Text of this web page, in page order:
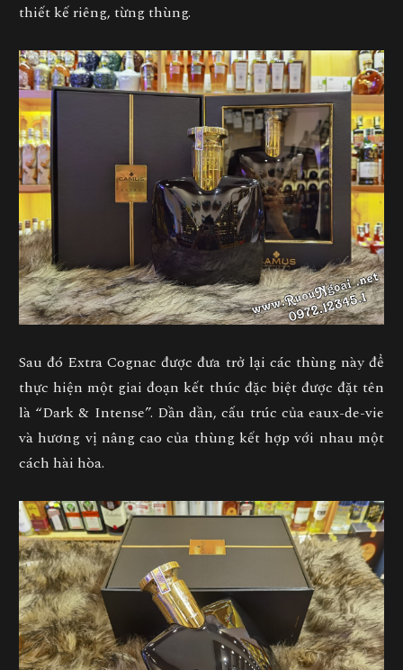
thiết kế riêng, từng thùng.
Sau đó Extra Cognac được đưa trở lại các thùng này để
thực hiện một giai đoạn kết thúc đặc biệt được đặt tên
là “Dark & ​​Intense”. Dần dần, cấu trúc của eaux-de-vie
và hương vị nâng cao của thùng kết hợp với nhau một
cách hài hòa.